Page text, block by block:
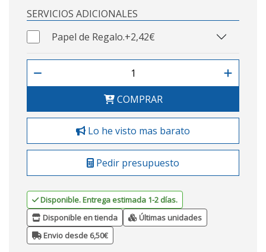
SERVICIOS ADICIONALES
Papel de Regalo.+2,42€
COMPRAR
Lo he visto mas barato
Pedir presupuesto
Disponible. Entrega estimada 1-2 días.
Disponible en tienda
Últimas unidades
Envio desde 6,50€